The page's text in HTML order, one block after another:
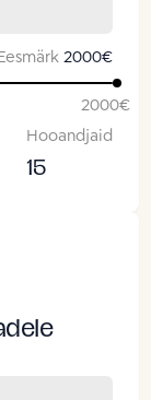
2000€
2000€
Hooandjaid
15